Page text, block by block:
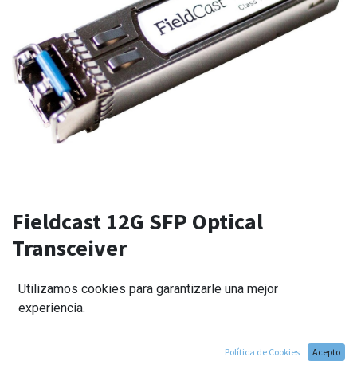
Fieldcast 12G SFP Optical
Transceiver
185,00€
Utilizamos cookies para garantizarle una mejor
experiencia.
Política de Cookies Acepto